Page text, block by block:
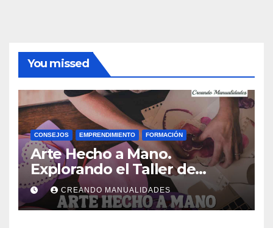
You missed
CONSEJOS EMPRENDIMIENTO FORMACIÓN
Arte Hecho a Mano.
Explorando el Taller de
Manualidades de Ana Gual.
CREANDO MANUALIDADES